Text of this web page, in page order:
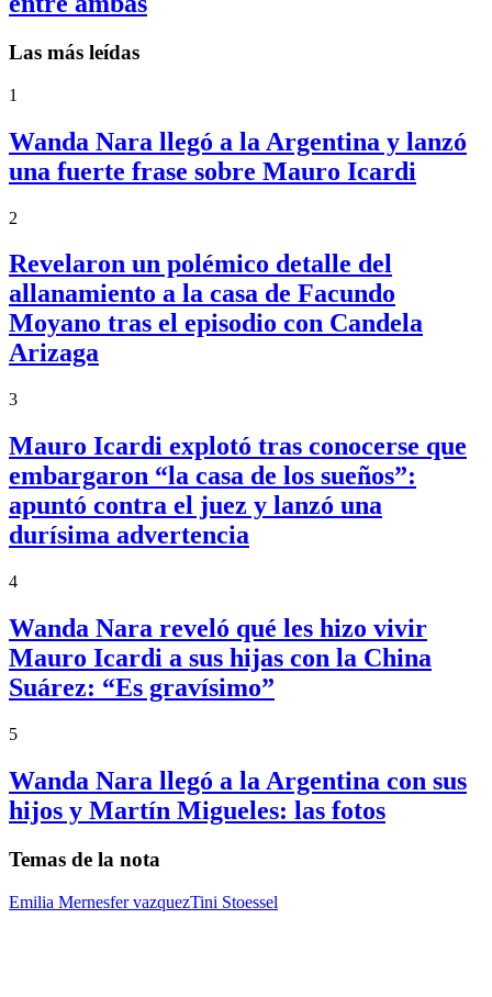
Las más leídas
1
Wanda Nara llegó a la Argentina y lanzó
una fuerte frase sobre Mauro Icardi
2
Revelaron un polémico detalle del
allanamiento a la casa de Facundo
Moyano tras el episodio con Candela
Arizaga
3
Mauro Icardi explotó tras conocerse que
embargaron “la casa de los sueños”:
apuntó contra el juez y lanzó una
durísima advertencia
4
Wanda Nara reveló qué les hizo vivir
Mauro Icardi a sus hijas con la China
Suárez: “Es gravísimo”
5
Wanda Nara llegó a la Argentina con sus
hijos y Martín Migueles: las fotos
Temas de la nota
Emilia Mernesfer vazquezTini Stoessel